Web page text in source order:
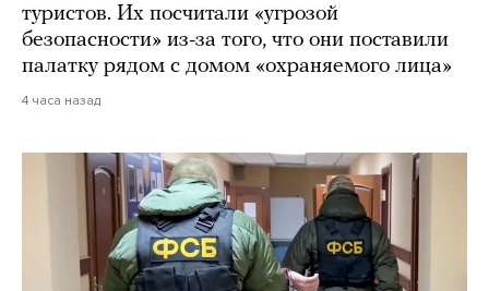
туристов. Их посчитали «угрозой
безопасности» из-за того, что они поставили
палатку рядом с домом «охраняемого лица»
4 часа назад